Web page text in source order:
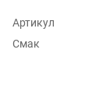
Артикул
Смак